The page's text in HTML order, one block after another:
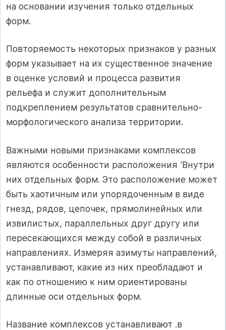
на основании изучения только отдельных
форм.
Повторяемость некоторых признаков у разных
форм указывает на их существенное значение
в оценке условий и процесса развития
рельефа и служит дополнительным
подкреплением результатов сравнительно-
морфологического анализа территории.
Важными новыми признаками комплексов
являются особенности расположения 'Внутри
них отдельных форм. Это расположение может
быть хаотичным или упорядоченным в виде
гнезд, рядов, цепочек, прямолинейных или
извилистых, параллельных друг другу или
пересекающихся между собой в различных
направлениях. Измеряя азимуты направлений,
устанавливают, какие из них преобладают и
как по отношению к ним ориентированы
длинные оси отдельных форм.
Название комплексов устанавливают .в